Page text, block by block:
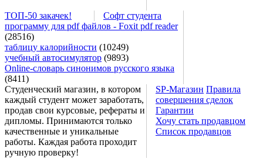
ТОП-50 закачек!
Софт студента
программу для pdf файлов - Foxit pdf reader
(28516)
таблицу калорийности (10249)
учебный автосимулятор (9893)
Online-словарь синонимов русского языка
(8411)
Студенческий магазин, в котором
каждый студент может заработать,
продав свои курсовые, рефераты и
дипломы. Принимаются только
качественные и уникальные
работы. Каждая работа проходит
ручную проверку!
SP-Магазин Правила
совершения сделок
Гарантии
Хочу стать продавцом
Список продавцов